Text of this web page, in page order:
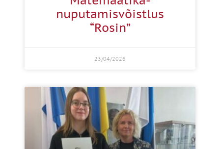
nuputamisvõistlus
“Rosin”
23/04/2026